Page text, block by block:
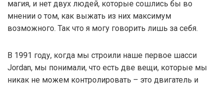
магия, и нет двух людей, которые сошлись бы во
мнении о том, как выжать из них максимум
возможного. Так что я могу говорить лишь за себя.
В 1991 году, когда мы строили наше первое шасси
Jordan, мы понимали, что есть две вещи, которые мы
никак не можем контролировать – это двигатель и